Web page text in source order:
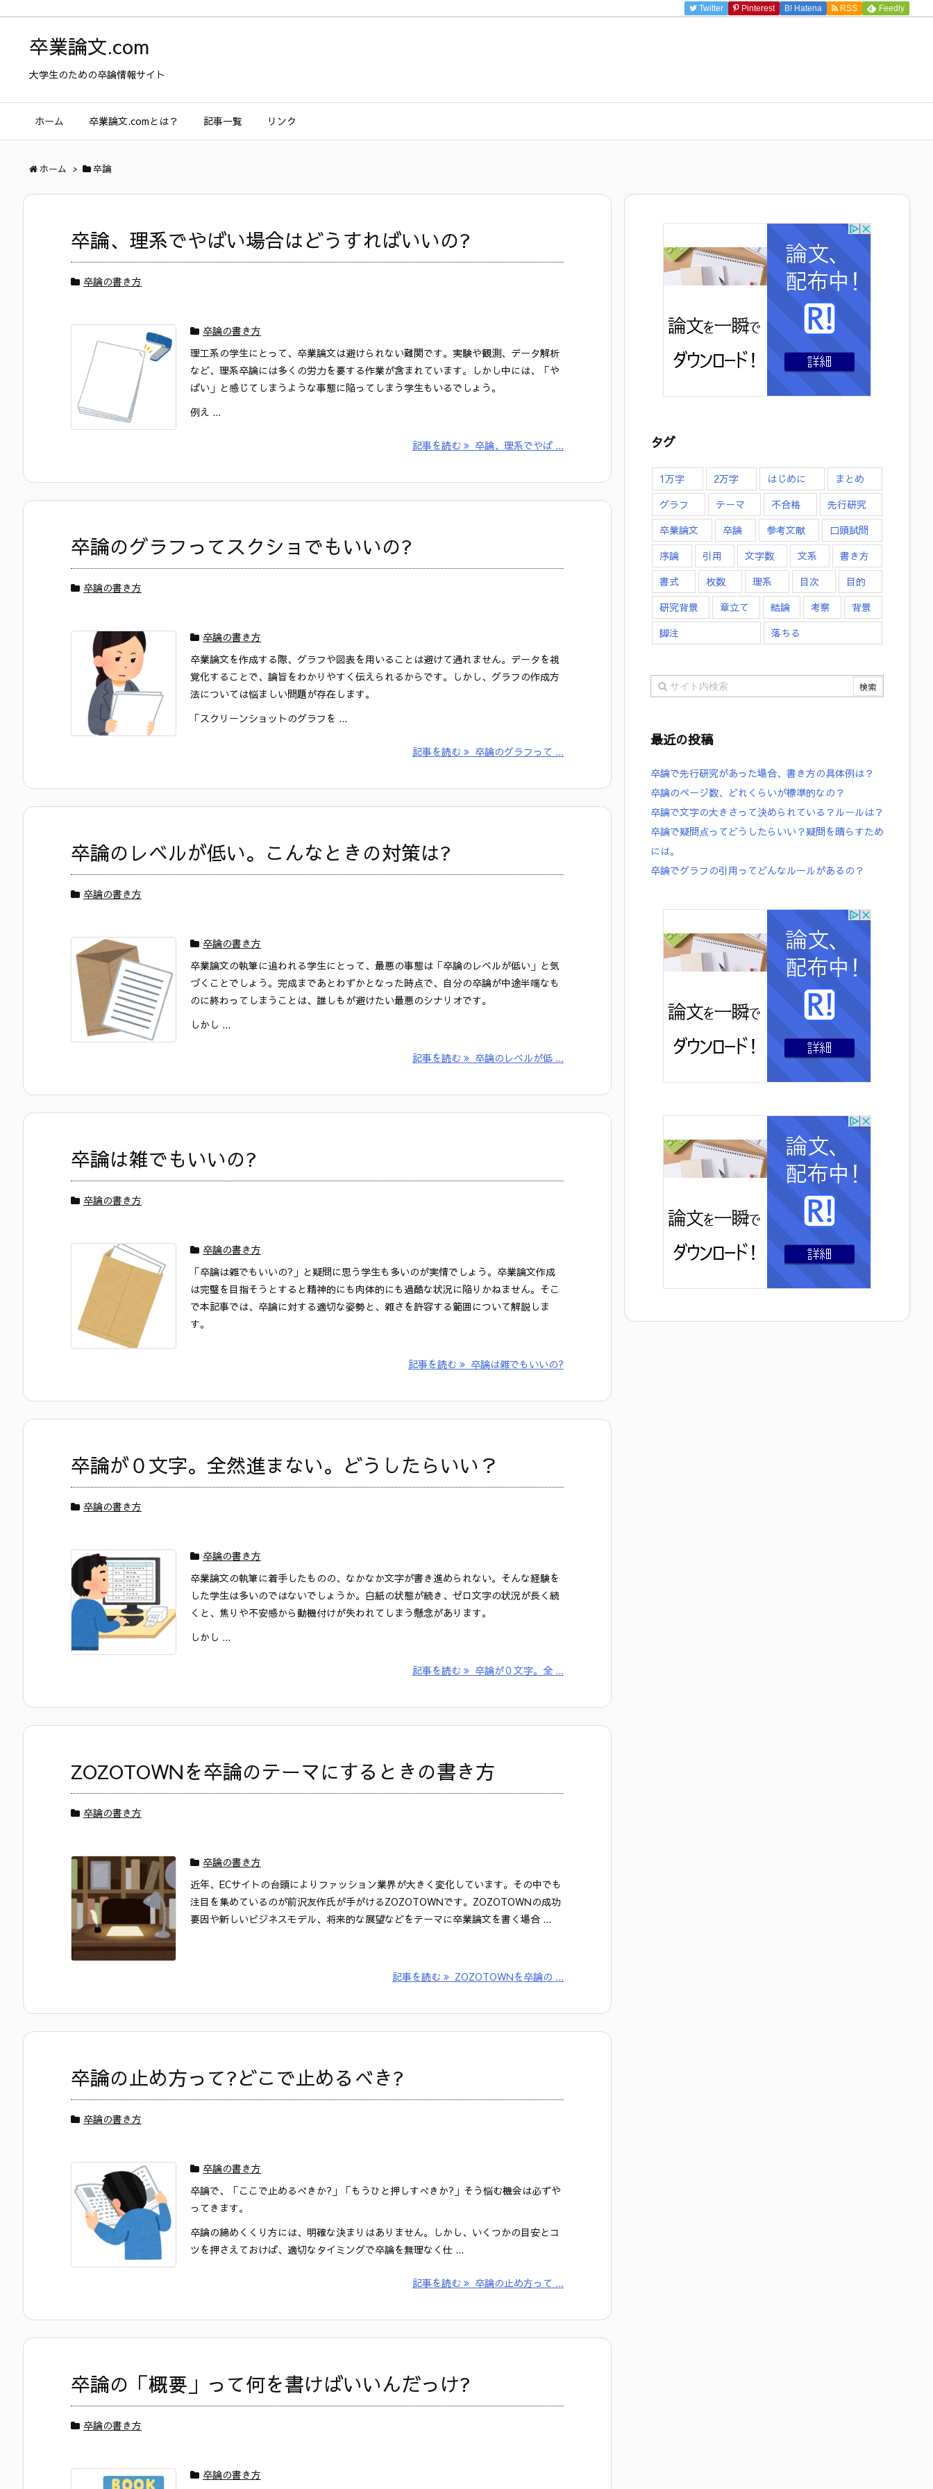
卒業論文.com
大学生のための卒論情報サイト
ホーム 卒業論文.comとは？ 記事一覧 リンク
Twitter Pinterest B! Hatena RSS Feedly
ホーム > 卒論
卒論、理系でやばい場合はどうすればいいの?
卒論の書き方
卒論の書き方
理工系の学生にとって、卒業論文は避けられない難関です。実験や観測、データ解析
など、理系卒論には多くの労力を要する作業が含まれています。しかし中には、「や
ばい」と感じてしまうような事態に陥ってしまう学生もいるでしょう。
例え ...
記事を読む 卒論、理系でやば ...
卒論のグラフってスクショでもいいの?
卒論の書き方
卒論の書き方
卒業論文を作成する際、グラフや図表を用いることは避けて通れません。データを視
覚化することで、論旨をわかりやすく伝えられるからです。しかし、グラフの作成方
法については悩ましい問題が存在します。
「スクリーンショットのグラフを ...
記事を読む 卒論のグラフって ...
卒論のレベルが低い。こんなときの対策は?
卒論の書き方
卒論の書き方
卒業論文の執筆に追われる学生にとって、最悪の事態は「卒論のレベルが低い」と気
づくことでしょう。完成まであとわずかとなった時点で、自分の卒論が中途半端なも
のに終わってしまうことは、誰しもが避けたい最悪のシナリオです。
しかし ...
記事を読む 卒論のレベルが低 ...
卒論は雑でもいいの?
卒論の書き方
卒論の書き方
「卒論は雑でもいいの?」と疑問に思う学生も多いのが実情でしょう。卒業論文作成
は完璧を目指そうとすると精神的にも肉体的にも過酷な状況に陥りかねません。そこ
で本記事では、卒論に対する適切な姿勢と、雑さを許容する範囲について解説しま
す。
記事を読む 卒論は雑でもいいの?
卒論が０文字。全然進まない。どうしたらいい？
卒論の書き方
卒論の書き方
卒業論文の執筆に着手したものの、なかなか文字が書き進められない。そんな経験を
した学生は多いのではないでしょうか。白紙の状態が続き、ゼロ文字の状況が長く続
くと、焦りや不安感から動機付けが失われてしまう懸念があります。
しかし ...
記事を読む 卒論が０文字。全 ...
ZOZOTOWNを卒論のテーマにするときの書き方
卒論の書き方
卒論の書き方
近年、ECサイトの台頭によりファッション業界が大きく変化しています。その中でも
注目を集めているのが前沢友作氏が手がけるZOZOTOWNです。ZOZOTOWNの成功
要因や新しいビジネスモデル、将来的な展望などをテーマに卒業論文を書く場合 ...
記事を読む ZOZOTOWNを卒論の ...
卒論の止め方って?どこで止めるべき?
卒論の書き方
卒論の書き方
卒論で、「ここで止めるべきか?」「もうひと押しすべきか?」そう悩む機会は必ずや
ってきます。
卒論の締めくくり方には、明確な決まりはありません。しかし、いくつかの目安とコ
ツを押さえておけば、適切なタイミングで卒論を無理なく仕 ...
記事を読む 卒論の止め方って ...
卒論の「概要」って何を書けばいいんだっけ?
卒論の書き方
卒論の書き方
タグ
1万字 2万字 はじめに
まとめ
グラフ
テーマ 不合格
先行研究
卒業論文
卒論 参考文献
口頭試問
序論
引用 文字数 文系
書き方
書式
枚数 理系 目次
目的
研究背景
章立て 結論 考察
背景
脚注
落ちる
最近の投稿
卒論で先行研究があった場合、書き方の具体例は？
卒論のページ数、どれくらいが標準的なの？
卒論で文字の大きさって決められている？ルールは？
卒論で疑問点ってどうしたらいい？疑問を晴らすため
には。
卒論でグラフの引用ってどんなルールがあるの？